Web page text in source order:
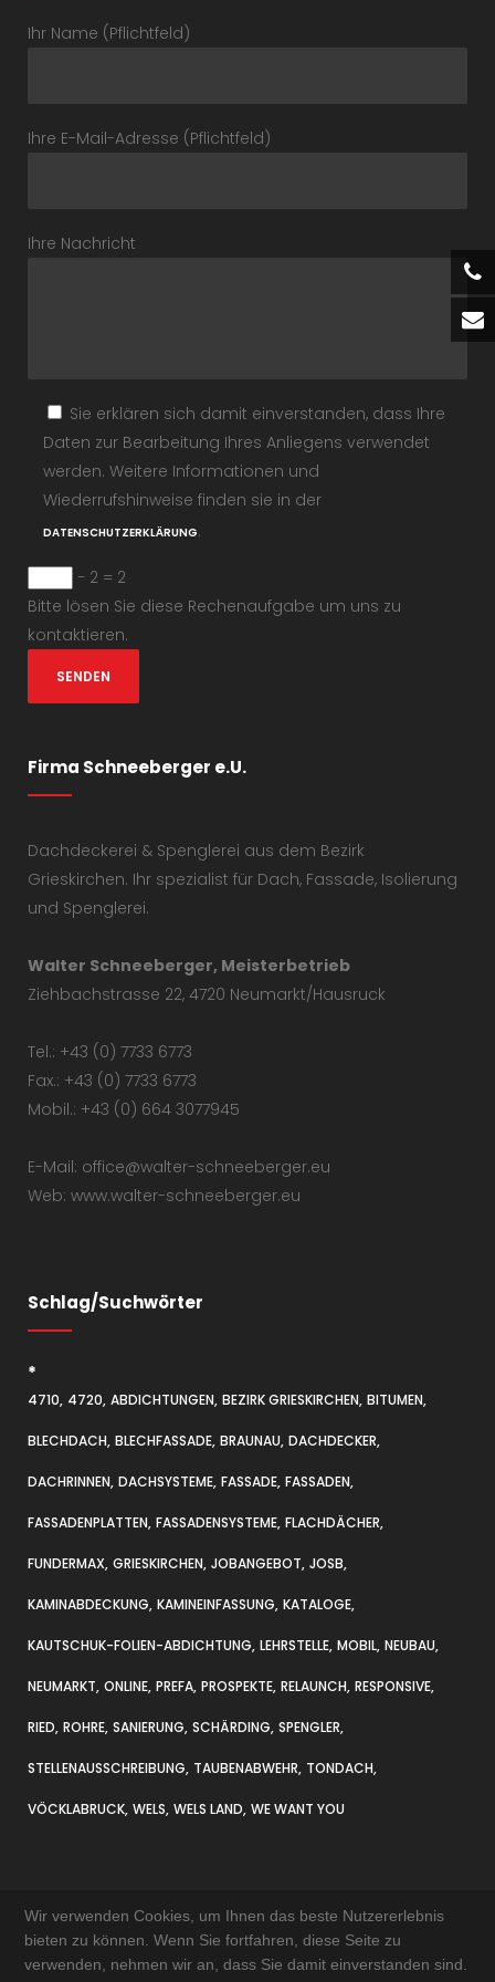
Ihr Name (Pflichtfeld)
Ihre E-Mail-Adresse (Pflichtfeld)
Ihre Nachricht
Sie erklären sich damit einverstanden, dass Ihre
Daten zur Bearbeitung Ihres Anliegens verwendet
werden. Weitere Informationen und
Wiederrufshinweise finden sie in der
DATENSCHUTZERKLÄRUNG.
− 2 = 2
Bitte lösen Sie diese Rechenaufgabe um uns zu
kontaktieren.
Firma Schneeberger e.U.
Dachdeckerei & Spenglerei aus dem Bezirk
Grieskirchen. Ihr spezialist für Dach, Fassade, Isolierung
und Spenglerei.
Walter Schneeberger, Meisterbetrieb
Ziehbachstrasse 22, 4720 Neumarkt/Hausruck
Tel.: +43 (0) 7733 6773
Fax.: +43 (0) 7733 6773
Mobil.: +43 (0) 664 3077945
E-Mail: office@walter-schneeberger.eu
Web: www.walter-schneeberger.eu
Schlag/Suchwörter
*
4710 4720 ABDICHTUNGEN BEZIRK GRIESKIRCHEN BITUMEN
BLECHDACH BLECHFASSADE BRAUNAU DACHDECKER
DACHRINNEN DACHSYSTEME FASSADE FASSADEN
FASSADENPLATTEN FASSADENSYSTEME FLACHDÄCHER
FUNDERMAX GRIESKIRCHEN JOBANGEBOT JOSB
KAMINABDECKUNG KAMINEINFASSUNG KATALOGE
KAUTSCHUK-FOLIEN-ABDICHTUNG LEHRSTELLE MOBIL NEUBAU
NEUMARKT ONLINE PREFA PROSPEKTE RELAUNCH RESPONSIVE
RIED ROHRE SANIERUNG SCHÄRDING SPENGLER
STELLENAUSSCHREIBUNG TAUBENABWEHR TONDACH
VÖCKLABRUCK WELS WELS LAND WE WANT YOU
Wir verwenden Cookies, um Ihnen das beste Nutzererlebnis
bieten zu können. Wenn Sie fortfahren, diese Seite zu
verwenden, nehmen wir an, dass Sie damit einverstanden sind.